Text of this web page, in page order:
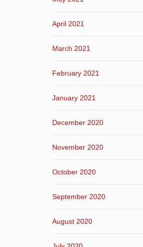
April 2021
March 2021
February 2021
January 2021
December 2020
November 2020
October 2020
September 2020
August 2020